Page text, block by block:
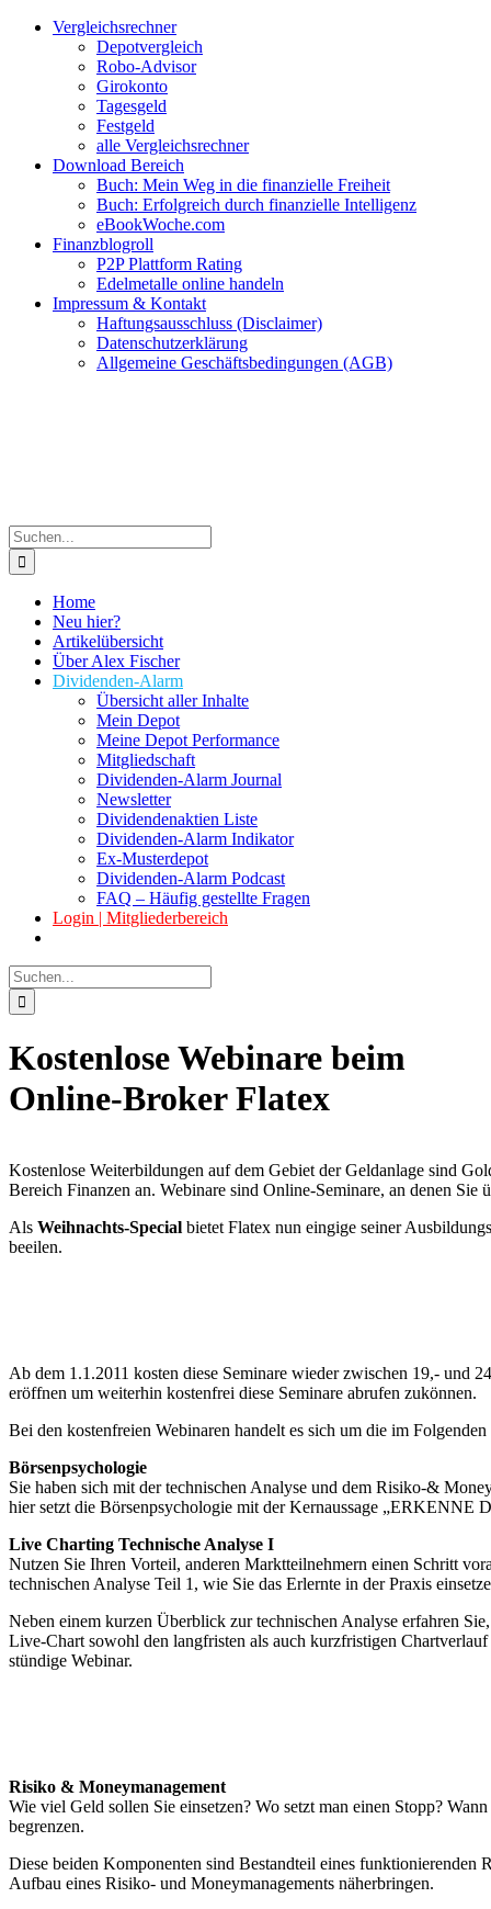
Zum
Facebook
Twitter
Instagram
Pinterest
YouTubeVergleichsrechner
Depotvergleich
Robo-Advisor
Girokonto
Tagesgeld
Festgeld
alle Vergleichsrechner
Download Bereich
Buch: Mein Weg in die finanzielle Freiheit
Buch: Erfolgreich durch finanzielle Intelligenz
eBookWoche.com
Finanzblogroll
P2P Plattform Rating
Edelmetalle online handeln
Impressum & Kontakt
Haftungsausschluss (Disclaimer)
Datenschutzerklärung
Allgemeine Geschäftsbedingungen (AGB)
Suche
nach:
Home
Neu hier?
Artikelübersicht
Über Alex Fischer
Dividenden-Alarm
Übersicht aller Inhalte
Mein Depot
Meine Depot Performance
Mitgliedschaft
Dividenden-Alarm Journal
Newsletter
Dividendenaktien Liste
Dividenden-Alarm Indikator
Ex-Musterdepot
Dividenden-Alarm Podcast
FAQ – Häufig gestellte Fragen
Login | Mitgliederbereich
Suche
nach:
Kostenlose Webinare beim
Online-Broker Flatex
Kostenlose Weiterbildungen auf dem Gebiet der Geldanlage sind
Bereich Finanzen an. Webinare sind Online-Seminare, an denen
Als Weihnachts-Special bietet Flatex nun eingige seiner
beeilen.
Ab dem 1.1.2011 kosten diese Seminare wieder zwischen 19,- und
eröffnen um weiterhin kostenfrei diese Seminare abrufen zukönnen.
Bei den kostenfreien Webinaren handelt es sich um die im
Börsenpsychologie
Sie haben sich mit der technischen Analyse und dem Risiko-&
hier setzt die Börsenpsychologie mit der Kernaussage „ERKENNE
Live Charting Technische Analyse I
Nutzen Sie Ihren Vorteil, anderen Marktteilnehmern einen Schritt
technischen Analyse Teil 1, wie Sie das Erlernte in der Praxis
Neben einem kurzen Überblick zur technischen Analyse erfahren
Live-Chart sowohl den langfristen als auch kurzfristigen
stündige Webinar.
Risiko & Moneymanagement
Wie viel Geld sollen Sie einsetzen? Wo setzt man einen Stopp?
begrenzen.
Diese beiden Komponenten sind Bestandteil eines
Aufbau eines Risiko- und Moneymanagements näherbringen.